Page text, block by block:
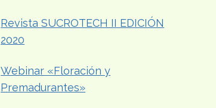
Revista SUCROTECH II EDICIÓN
2020
Webinar «Floración y
Premadurantes»